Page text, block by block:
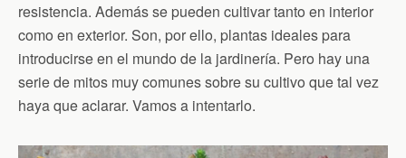
resistencia. Además se pueden cultivar tanto en interior
como en exterior. Son, por ello, plantas ideales para
introducirse en el mundo de la jardinería. Pero hay una
serie de mitos muy comunes sobre su cultivo que tal vez
haya que aclarar. Vamos a intentarlo.